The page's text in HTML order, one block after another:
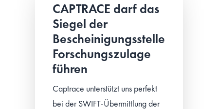
CAPTRACE darf das
Siegel der
Bescheinigungsstelle
Forschungszulage
führen
Captrace unterstützt uns perfekt
bei der SWIFT-Übermittlung der